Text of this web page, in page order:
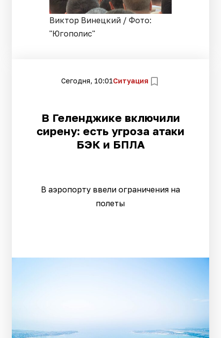
Виктор Винецкий / Фото:
"Югополис"
Сегодня, 10:01Ситуация
В Геленджике включили
сирену: есть угроза атаки
БЭК и БПЛА
В аэропорту ввели ограничения на
полеты